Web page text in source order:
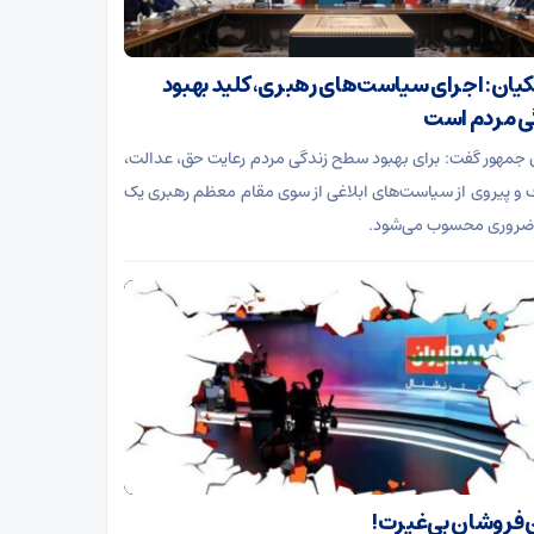
اجرای سیاست‌های رهبری، کلید بهبود
مردم است
گفت: برای بهبود سطح زندگی مردم رعایت حق، عدالت،
و پیروی از سیاست‌های ابلاغی از سوی مقام معظم رهبری یک
محسوب می‌شود.
بی‌غیرت!